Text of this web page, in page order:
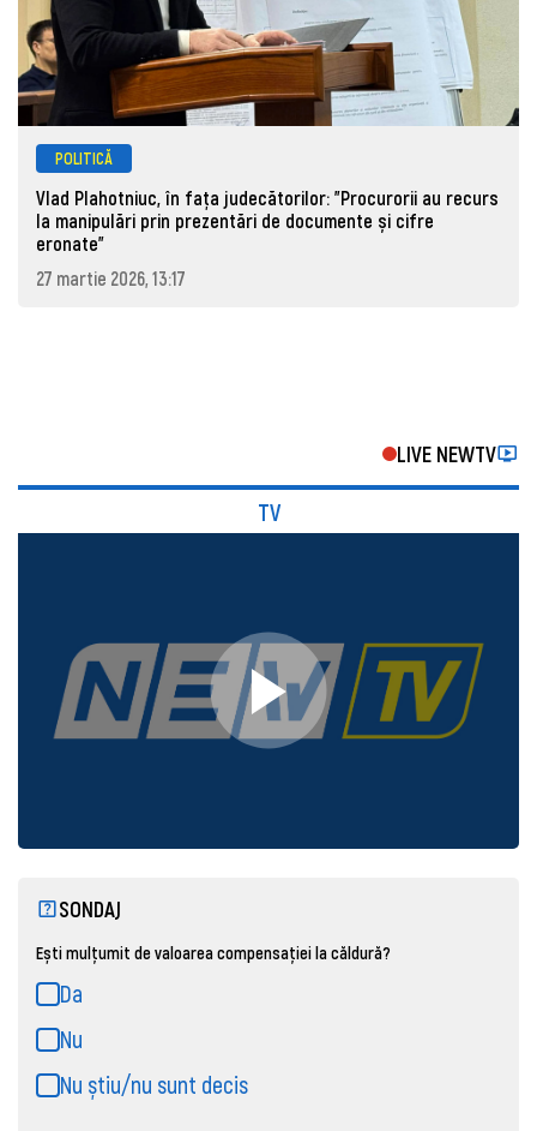
POLITICĂ
Vlad Plahotniuc, în fața judecătorilor: "Procurorii au recurs
la manipulări prin prezentări de documente și cifre
eronate"
27 martie 2026, 13:17
LIVE NEWTV
TV
SONDAJ
Ești mulțumit de valoarea compensației la căldură?
Da
Nu
Nu știu/nu sunt decis